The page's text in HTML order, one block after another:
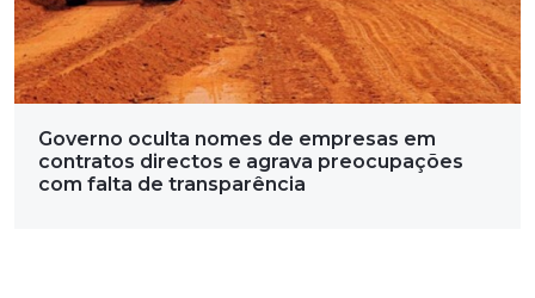
Governo oculta nomes de empresas em
contratos directos e agrava preocupações
com falta de transparência